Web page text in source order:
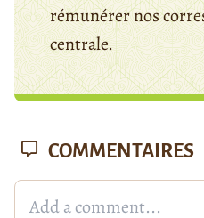
rémunérer nos
centrale.
COMMENTAIRES